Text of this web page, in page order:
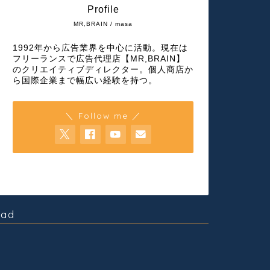
MR,BRAIN / masa
Profile
1992年から広告業界を中心に活動。現在は
フリーランスで広告代理店【MR,BRAIN】
のクリエイティブディレクター。個人商店か
ら国際企業まで幅広い経験を持つ。
＼ Follow me ／
ad